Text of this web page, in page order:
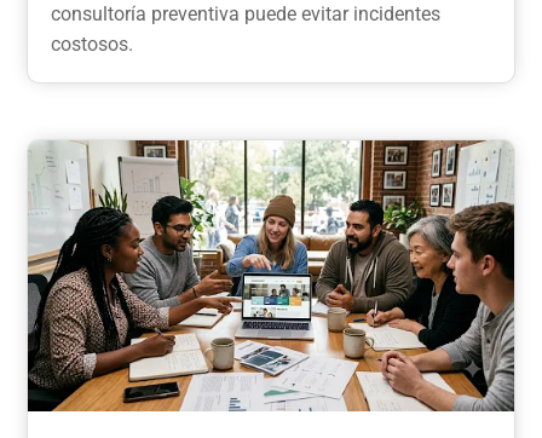
consultoría preventiva puede evitar incidentes
costosos.